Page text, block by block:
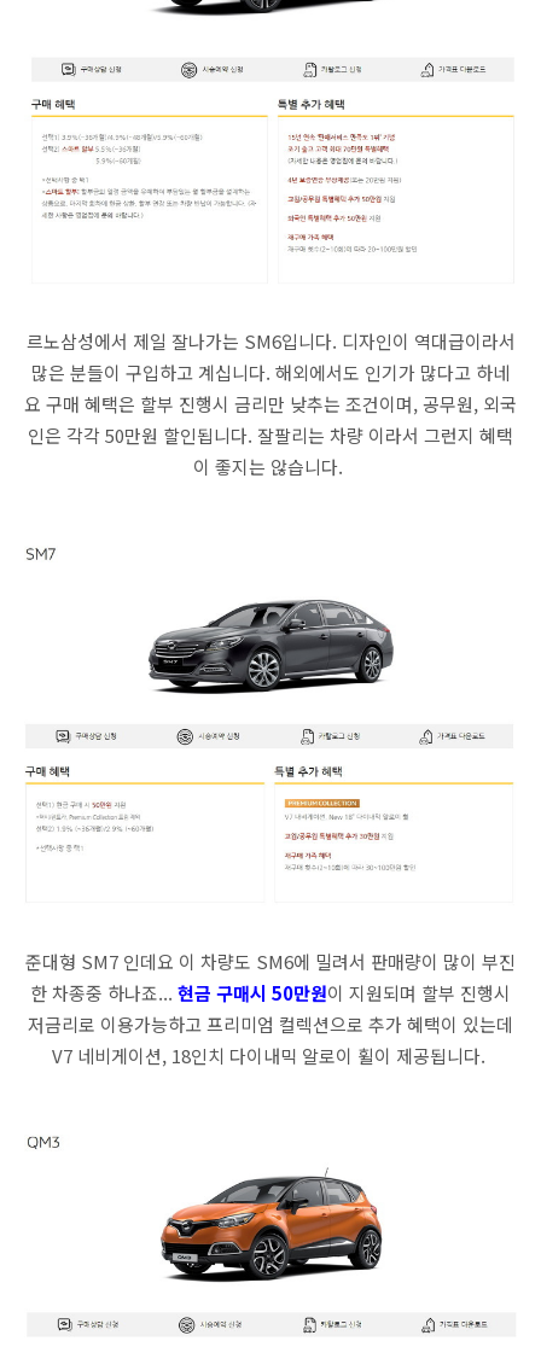
르노삼성에서 제일 잘나가는 SM6입니다. 디자인이 역대급이라서
많은 분들이 구입하고 계십니다. 해외에서도 인기가 많다고 하네
요 구매 혜택은 할부 진행시 금리만 낮추는 조건이며, 공무원, 외국
인은 각각 50만원 할인됩니다. 잘팔리는 차량 이라서 그런지 혜택
이 좋지는 않습니다.
준대형 SM7 인데요 이 차량도 SM6에 밀려서 판매량이 많이 부진
한 차종중 하나죠... 현금 구매시 50만원이 지원되며 할부 진행시
저금리로 이용가능하고 프리미엄 컬렉션으로 추가 혜택이 있는데
V7 네비게이션, 18인치 다이내믹 알로이 휠이 제공됩니다.